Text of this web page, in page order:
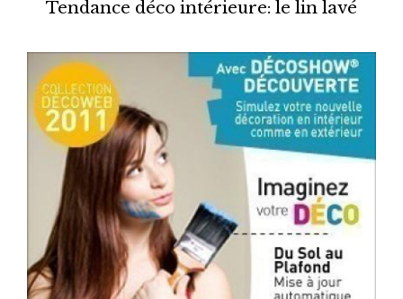
Tendance déco intérieure: le lin lavé